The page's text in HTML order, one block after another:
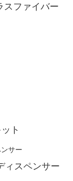
スファイバー
ト
ィスペンサー